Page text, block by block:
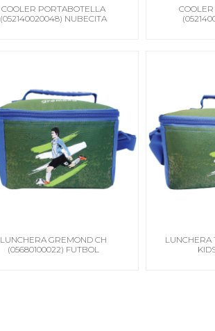
COOLER PORTABOTELLA
(052140020048) NUBECITA
LUNCHERA GREMOND CH
(05680100022) FUTBOL
LUNCHERA